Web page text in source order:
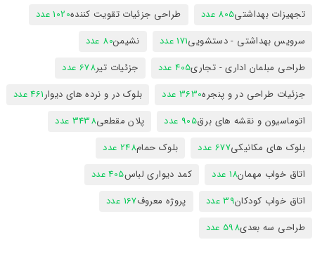
تجهیزات بهداشتی805 عدد طراحی جزئیات تقویت کننده1020 عدد
سرویس بهداشتی - دستشویی171 عدد نشیمن80 عدد
طراحی مبلمان اداری - تجاری405 عدد جزئیات تیر678 عدد
جزئیات طراحی در و پنجره3630 عدد بلوک در و نرده های دیوار461 عدد
اتوماسیون و نقشه های برق905 عدد پلان مقطعی3438 عدد
بلوک های مکانیکی677 عدد بلوک حمام248 عدد
اتاق خواب مهمان18 عدد کمد دیواری لباس405 عدد
اتاق خواب کودکان39 عدد پروژه معروف167 عدد
طراحی سه بعدی598 عدد